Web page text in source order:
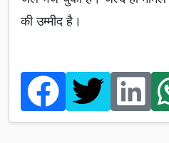
की उम्मीद है।